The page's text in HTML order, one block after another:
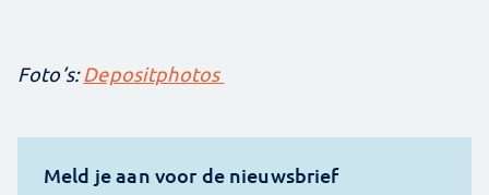
Foto’s:Depositphotos
Meld je aan voor de nieuwsbrief